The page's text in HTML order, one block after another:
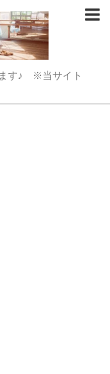
ます♪ ※当サイト